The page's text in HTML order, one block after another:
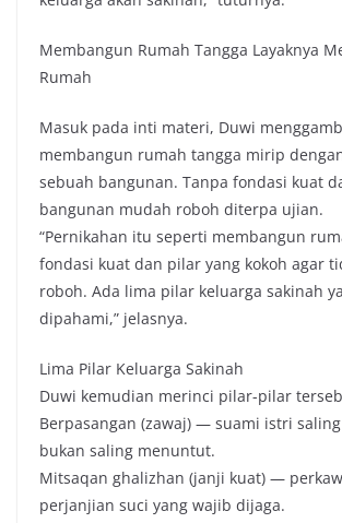
Membangun Rumah Tangga Layaknya
Rumah
Masuk pada inti materi, Duwi
membangun rumah tangga mirip
sebuah bangunan. Tanpa fondasi kuat
bangunan mudah roboh diterpa ujian.
“Pernikahan itu seperti membangun
fondasi kuat dan pilar yang kokoh agar
roboh. Ada lima pilar keluarga sakinah
dipahami,” jelasnya.
Lima Pilar Keluarga Sakinah
Duwi kemudian merinci pilar-pilar
Berpasangan (zawaj) — suami istri
bukan saling menuntut.
Mitsaqan ghalizhan (janji kuat) —
perjanjian suci yang wajib dijaga.